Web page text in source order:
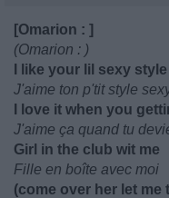
[Omarion : ]
(Omarion : )
I like your lil sexy style
J'aime ton p'tit style
I love it when you
J'aime ça quand tu
Girl in the club wit me
Fille en boîte avec moi
(come over her let me